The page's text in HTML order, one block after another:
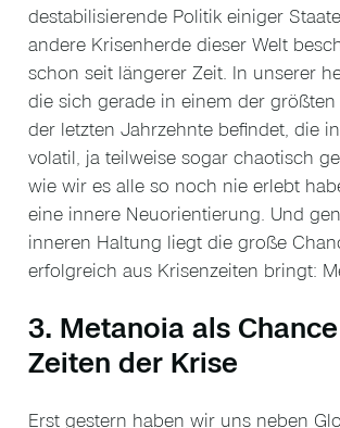
destabilisierende Politik einiger
andere Krisenherde dieser Welt
schon seit längerer Zeit. In unserer
die sich gerade in einem der
der letzten Jahrzehnte befindet, die
volatil, ja teilweise sogar chaotisch
wie wir es alle so noch nie erlebt
eine innere Neuorientierung. Und
inneren Haltung liegt die große
erfolgreich aus Krisenzeiten bringt:
3. Metanoia als
Zeiten der Krise
Erst gestern haben wir uns neben